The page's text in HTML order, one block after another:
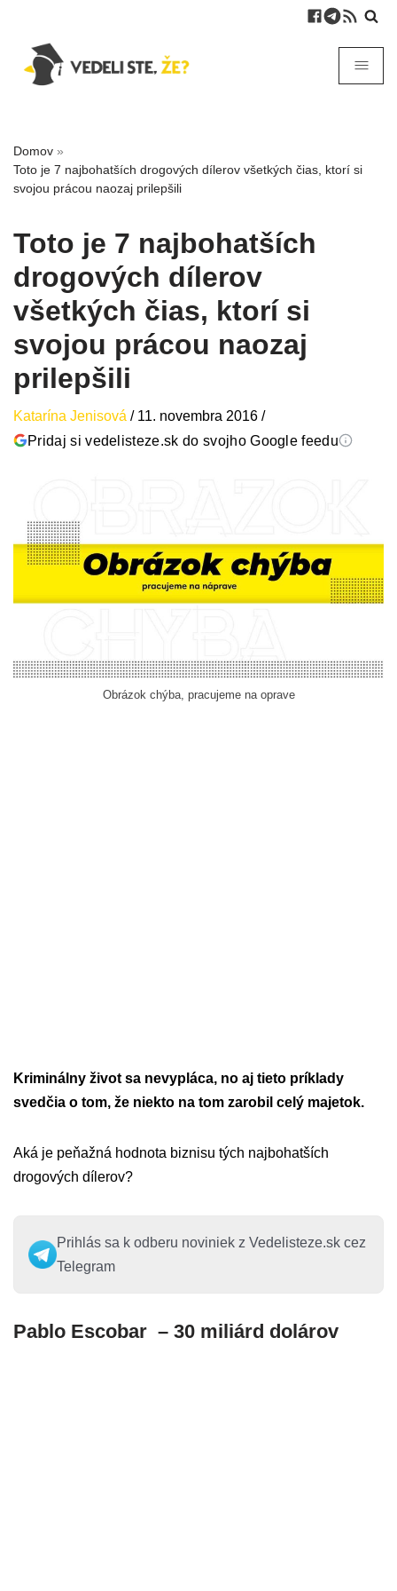
Domov »
Toto je 7 najbohatších drogových dílerov všetkých čias, ktorí si
svojou prácou naozaj prilepšili
Toto je 7 najbohatších
drogových dílerov
všetkých čias, ktorí si
svojou prácou naozaj
prilepšili
Katarína Jenisová / 11. novembra 2016 /
Pridaj si vedelisteze.sk do svojho Google feedu
Obrázok chýba, pracujeme na oprave
Kriminálny život sa nevypláca, no aj tieto príklady
svedčia o tom, že niekto na tom zarobil celý majetok.
Aká je peňažná hodnota biznisu tých najbohatších
drogových dílerov?
Prihlás sa k odberu noviniek z Vedelisteze.sk cez
Telegram
Pablo Escobar – 30 miliárd dolárov